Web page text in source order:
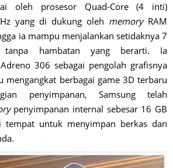
oleh prosesor Quad-Core (4 inti)
yang di dukung oleh memoryRAM
ia mampu menjalankan setidaknya 7
tanpa hambatan yang berarti. Ia
306 sebagai pengolah grafisnya
mengangkat berbagai game 3D terbaru
penyimpanan, Samsung telah
penyimpanan internal sebesar 16 GB
tempat untuk menyimpan berkas dan